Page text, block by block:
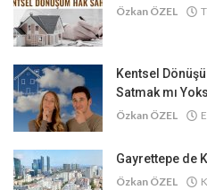
Özkan ÖZEL
Kentsel
Satmak mı
Özkan ÖZEL
Gayrettepe de
Özkan ÖZEL